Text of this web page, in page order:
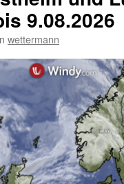
9.08.2026
wettermann